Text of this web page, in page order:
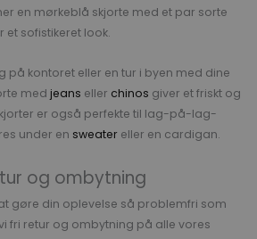
en mørkeblå skjorte med et par sorte
et sofistikeret look.
på kontoret eller en tur i byen med dine
med jeans eller chinos giver et friskt og
er også perfekte til lag-på-lag-
under en sweater eller en cardigan.
og ombytning
gøre din oplevelse så problemfri som
fri retur og ombytning på alle vores